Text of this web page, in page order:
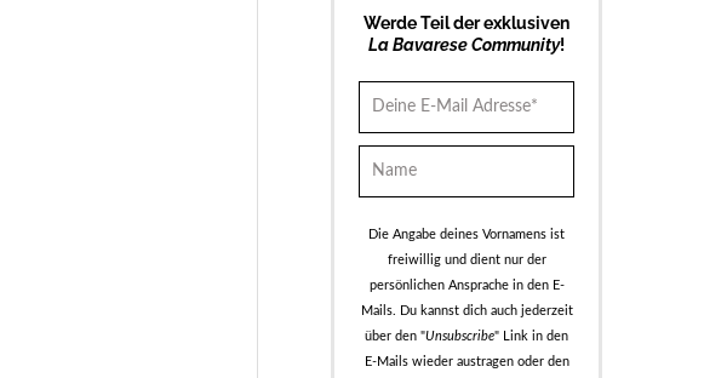
Werde Teil der exklusiven
La Bavarese Community!
Die Angabe deines Vornamens ist
freiwillig und dient nur der
persönlichen Ansprache in den E-
Mails. Du kannst dich auch jederzeit
über den "Unsubscribe" Link in den
E-Mails wieder austragen oder den